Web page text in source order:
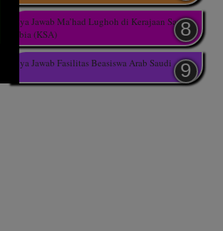
Tanya Jawab Ma’had Lughoh di Kerajaan Saudi
Arabia (KSA)
Tanya Jawab Fasilitas Beasiswa Arab Saudi